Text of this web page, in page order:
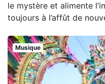
le mystère et alimente
toujours à l’affût de
Musique